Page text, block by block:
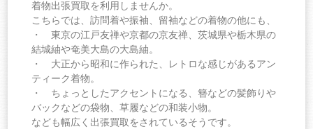
着物出張買取を利用しませんか。
こちらでは、訪問着や振袖、留袖などの着物の他にも、
・ 東京の江戸友禅や京都の京友禅、茨城県や栃木県の
結城紬や奄美大島の大島紬。
・ 大正から昭和に作られた、レトロな感じがあるアン
ティーク着物。
・ ちょっとしたアクセントになる、簪などの髪飾りや
バックなどの袋物、草履などの和装小物。
なども幅広く出張買取をされているそうです。